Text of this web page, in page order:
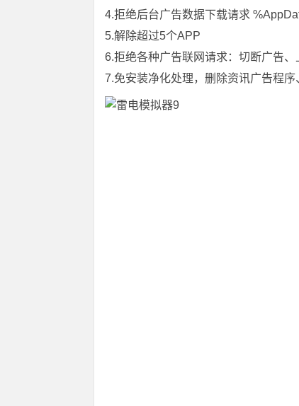
4.拒绝后台广告数据下载请求
5.解除超过5个APP
6.拒绝各种广告联网请求：切断广告
7.免安装净化处理，删除资讯广告程